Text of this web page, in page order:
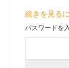
続きを見る
パスワードを